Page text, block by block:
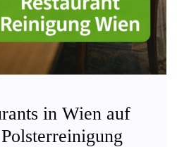
in Wien auf